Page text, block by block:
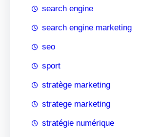
search engine
search engine marketing
seo
sport
stratège marketing
stratege marketing
stratégie numérique